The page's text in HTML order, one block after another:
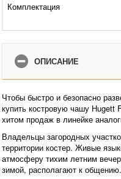
Комплектация
ОПИСАНИЕ
Чтобы быстро и безопасно
купить костровую чашу
хитом продаж в линейке
Владельцы загородных
территории костер. Живые
атмосферу тихим летним
зимой, располагают к общению.